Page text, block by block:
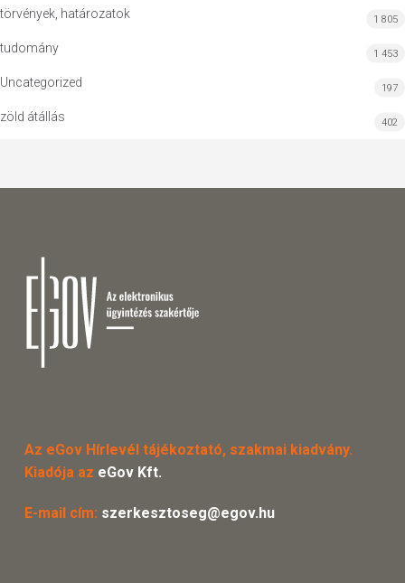
törvények, határozatok 1 805
tudomány 1 453
Uncategorized 197
zöld átállás 402
Az eGov Hírlevél tájékoztató, szakmai kiadvány.
Kiadója az eGov Kft.
E-mail cím: szerkesztoseg@egov.hu